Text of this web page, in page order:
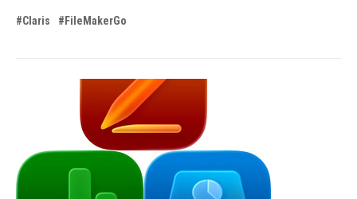
#Claris #FileMakerGo